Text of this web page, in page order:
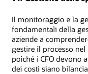
Il monitoraggio e la
fondamentali della
aziende a
gestire il processo
poiché i CFO devono
dei costi siano